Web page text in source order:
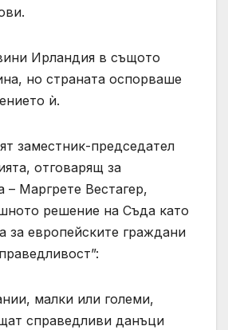
Ирландия в същото
но страната оспорваше
ѝ.
заместник-председател
отговарящ за
– Маргрете Вестагер,
решение на Съда като
за европейските граждани
малки или големи,
справедливи данъци